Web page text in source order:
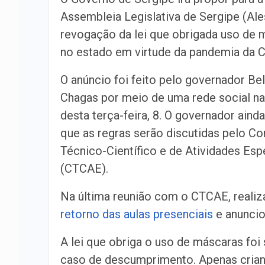
Assembleia Legislativa de Sergipe
revogação da lei que obrigada uso de
no estado em virtude da pandemia da
O anúncio foi feito pelo governador
Chagas por meio de uma rede social
desta terça-feira, 8. O governador
que as regras serão discutidas pelo
Técnico-Científico e de Atividades
(CTCAE).
Na última reunião com o CTCAE,
retorno das aulas presenciais e
A lei que obriga o uso de máscaras
caso de descumprimento. Apenas